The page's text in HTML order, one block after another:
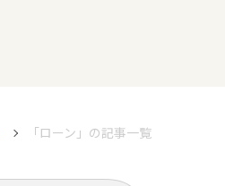
「ローン」の記事一覧